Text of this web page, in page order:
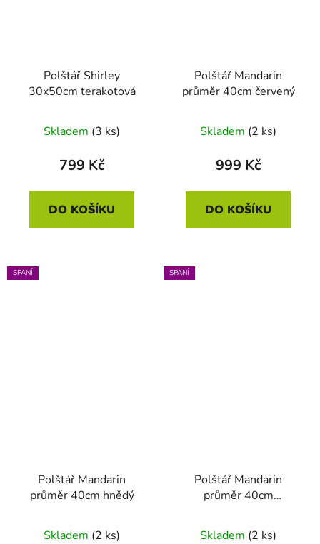
Polštář Shirley
30x50cm terakotová
Skladem (3 ks)
799 Kč
DO KOŠÍKU
Polštář Mandarin
průměr 40cm červený
Skladem (2 ks)
999 Kč
DO KOŠÍKU
SPANÍ
Polštář Mandarin
průměr 40cm hnědý
Skladem (2 ks)
SPANÍ
Polštář Mandarin
průměr 40cm
Skladem (2 ks)